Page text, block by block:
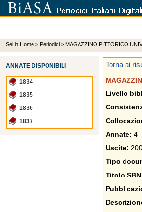
Sei in Home > Periodici > MAGAZZINO PITTORICO
ANNATE DISPONIBILI
1834
1835
1836
1837
Torna ai
Livello
Annate: 4
Uscite: 200
Tipo
Titolo